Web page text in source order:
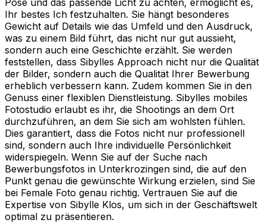
Ihr bestes Ich festzuhalten. Sie hängt besonderes
Gewicht auf Details wie das Umfeld und den Ausdruck,
was zu einem Bild führt, das nicht nur gut aussieht,
sondern auch eine Geschichte erzählt. Sie werden
feststellen, dass Sibylles Approach nicht nur die Qualität
der Bilder, sondern auch die Qualität Ihrer Bewerbung
erheblich verbessern kann. Zudem kommen Sie in den
Genuss einer flexiblen Dienstleistung. Sibylles mobiles
Fotostudio erlaubt es ihr, die Shootings an dem Ort
durchzuführen, an dem Sie sich am wohlsten fühlen.
Dies garantiert, dass die Fotos nicht nur professionell
sind, sondern auch Ihre individuelle Persönlichkeit
widerspiegeln. Wenn Sie auf der Suche nach
Bewerbungsfotos in Unterkrozingen sind, die auf den
Punkt genau die gewünschte Wirkung erzielen, sind Sie
bei Female Foto genau richtig. Vertrauen Sie auf die
Expertise von Sibylle Klos, um sich in der Geschäftswelt
optimal zu präsentieren.